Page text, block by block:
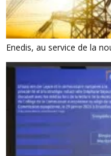
Enedis, au service de la